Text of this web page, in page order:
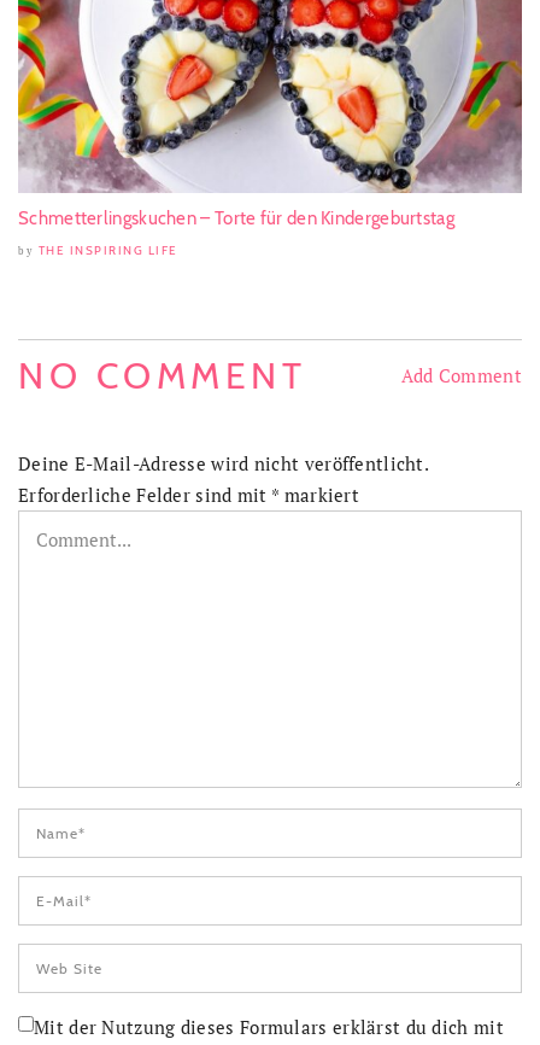
Schmetterlingskuchen – Torte für den Kindergeburtstag
by THE INSPIRING LIFE
NO COMMENT Add Comment
Deine E-Mail-Adresse wird nicht veröffentlicht.
Erforderliche Felder sind mit * markiert
Mit der Nutzung dieses Formulars erklärst du dich mit